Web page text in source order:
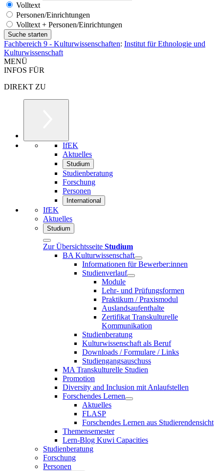
Volltext
Personen/Einrichtungen
Volltext + Personen/Einrichtungen
Fachbereich 9 - Kulturwissenschaften: Institut für Ethnologie und
Kulturwissenschaft
MENÜ
INFOS FÜR
DIREKT ZU
IfEK
Aktuelles
Studium
Studienberatung
Forschung
Personen
International
IfEK
Aktuelles
Studium
Zur Übersichtsseite Studium
BA Kulturwissenschaft
Informationen für Bewerber:innen
Studienverlauf
Module
Lehr- und Prüfungsformen
Praktikum / Praxismodul
Auslandsaufenthalte
Zertifikat Transkulturelle
Kommunikation
Studienberatung
Kulturwissenschaft als Beruf
Downloads / Formulare / Links
Studiengangsauschuss
MA Transkulturelle Studien
Promotion
Diversity and Inclusion mit Anlaufstellen
Forschendes Lernen
Aktuelles
FLASP
Forschendes Lernen aus Studierendensicht
Themensemester
Lern-Blog Kuwi Capacities
Studienberatung
Forschung
Personen